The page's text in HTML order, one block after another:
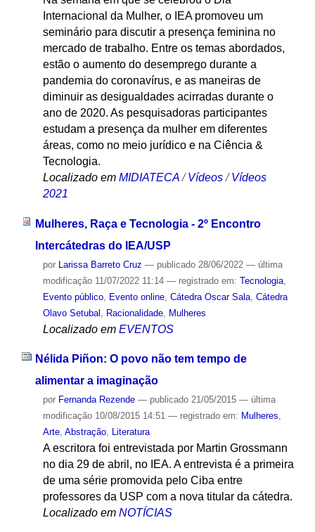
Internacional da Mulher, o IEA promoveu um
seminário para discutir a presença feminina no
mercado de trabalho. Entre os temas abordados,
estão o aumento do desemprego durante a
pandemia do coronavírus, e as maneiras de
diminuir as desigualdades acirradas durante o
ano de 2020. As pesquisadoras participantes
estudam a presença da mulher em diferentes
áreas, como no meio jurídico e na Ciência &
Tecnologia.
Localizado em MIDIATECA /Vídeos /Vídeos
2021
Mulheres, Raça e Tecnologia - 2º Encontro
Intercátedras do IEA/USP
por Larissa Barreto Cruz — publicado28/06/2022 — última
modificação11/07/2022 11:14 — registrado em: Tecnologia,
Evento público, Evento online, Cátedra Oscar Sala, Cátedra
Olavo Setubal
Racionalidade, Mulheres
Localizado em EVENTOS
Nélida Piñon: O povo não tem tempo de
alimentar a imaginação
por Fernanda Rezende — publicado21/05/2015 — última
modificação10/08/2015 14:51 — registrado em: Mulheres,
Arte, Abstração, Literatura
A escritora foi entrevistada por Martin Grossmann
no dia 29 de abril, no IEA. A entrevista é a primeira
de uma série promovida pelo Ciba entre
professores da USP com a nova titular da cátedra.
Localizado em NOTÍCIAS